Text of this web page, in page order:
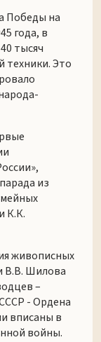
Победы на
года, в
тысяч
техники. Это
из
К.К.
живописных
В.В. Шилова
–
- Ордена
вписаны в
войны.